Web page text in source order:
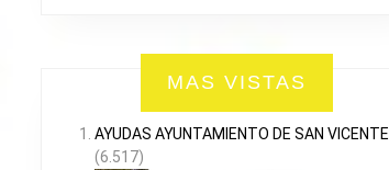
MAS VISTAS
AYUDAS AYUNTAMIENTO DE SAN VICENTE
(6.517)